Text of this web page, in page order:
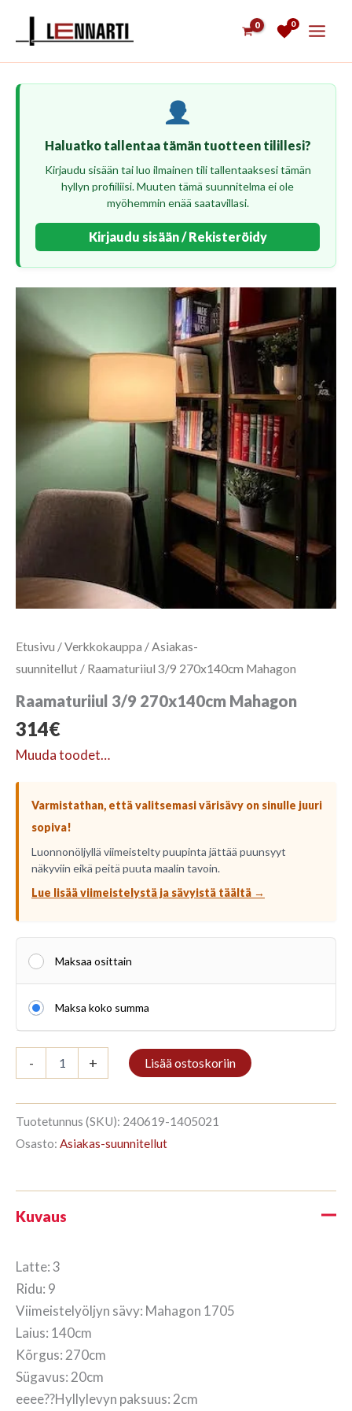
0
Haluatko tallentaa tämän tuotteen tilillesi?
Kirjaudu sisään tai luo ilmainen tili tallentaaksesi tämän
hyllyn profiiliisi. Muuten tämä suunnitelma ei ole
myöhemmin enää saatavillasi.
Kirjaudu sisään / Rekisteröidy
Etusivu /Verkkokauppa / Asiakas-
suunnitellut / Raamaturiiul 3/9 270x140cm Mahagon
Raamaturiiul 3/9 270x140cm Mahagon
314€
Muuda toodet…
Varmistathan, että valitsemasi värisävy on sinulle juuri
sopiva!
Luonnonöljyllä viimeistelty puupinta jättää puunsyyt
näkyviin eikä peitä puuta maalin tavoin.
Lue lisää viimeistelystä ja sävyistä täältä →
Maksaa osittain
Maksa koko summa
-
3/9
Mahagon
määrä
+ Lisää ostoskoriin
Tuotetunnus (SKU): 240619-1405021
Osasto: Asiakas-suunnitellut
Kuvaus
Latte: 3
Ridu: 9
Viimeistelyöljyn sävy: Mahagon 1705
Laius: 140cm
Kõrgus: 270cm
Sügavus: 20cm
eeee??Hyllylevyn paksuus: 2cm